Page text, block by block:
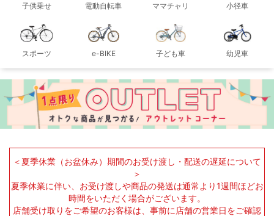
子供乗せ 電動自転車 ママチャリ 小径車
スポーツ e-BIKE 子ども車 幼児車
＜夏季休業（お盆休み）期間のお受け渡し・配送の遅延について
＞
夏季休業に伴い、お受け渡しや商品の発送は通常より1週間ほどお
時間をいただく場合がございます。
店舗受け取りをご希望のお客様は、事前に店舗の営業日をご確認